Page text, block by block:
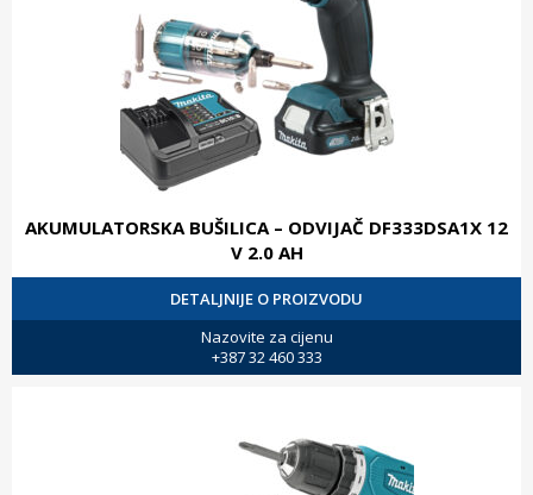
AKUMULATORSKA BUŠILICA – ODVIJAČ DF333DSA1X 12
V 2.0 AH
DETALJNIJE O PROIZVODU
Nazovite za cijenu
+387 32 460 333